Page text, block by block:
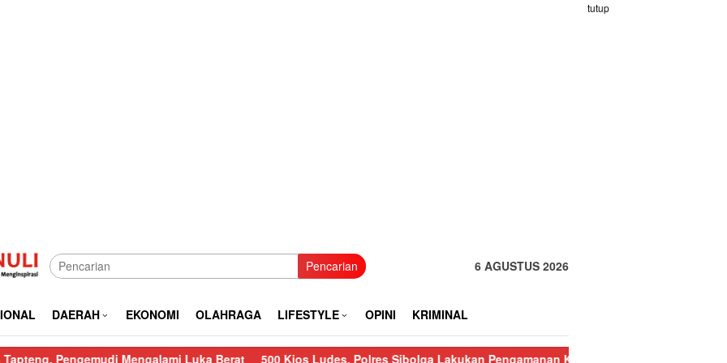
tutup
Pencarian 6 AGUSTUS 2026
DAERAH EKONOMI OLAHRAGA LIFESTYLE OPINI KRIMINAL
Mengalami Luka Berat 500 Kios Ludes, Polres Sibolga Lakukan Pengamanan Kebakaran Pasar Nauli